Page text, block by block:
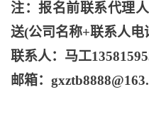
注：报名前联系代理
送(公司名称+联系人电
联系人：马工
邮箱：